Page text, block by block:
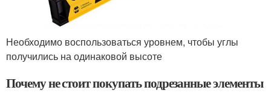
Необходимо воспользоваться уровнем, чтобы углы
получились на одинаковой высоте
Почему не стоит покупать подрезанные элементы